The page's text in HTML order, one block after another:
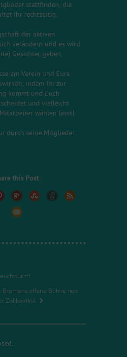
stattfinden, die
Ihr rechtzeitig.
der aktiven
verändern und es wird
Gesichter geben.
am Verein und Eure
indem Ihr zur
kommt und Euch
und vielleicht
wählen lasst!
durch seine Mitglieder.
this Post:
Bremens offene Bühne nun
Zollkantine